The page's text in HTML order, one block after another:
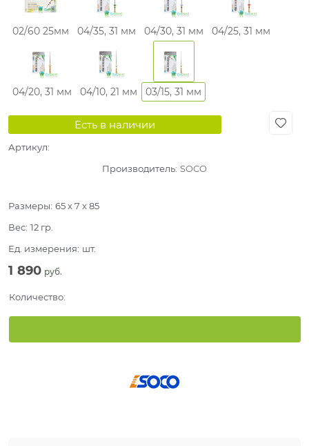
02/60 25мм 04/35, 31 мм 04/30, 31 мм 04/25, 31 мм
04/20, 31 мм 04/10, 21 мм 03/15, 31 мм
Есть в наличии
Артикул:
Производитель: SOCO
Размеры: 65 x 7 x 85
Вес: 12 гр.
Ед. измерения: шт.
1 890 руб.
Количество: